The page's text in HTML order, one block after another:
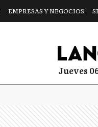
EMPRESAS Y NEGOCIOS
jueves